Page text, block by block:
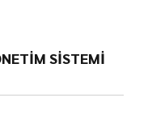
SİSTEMİ